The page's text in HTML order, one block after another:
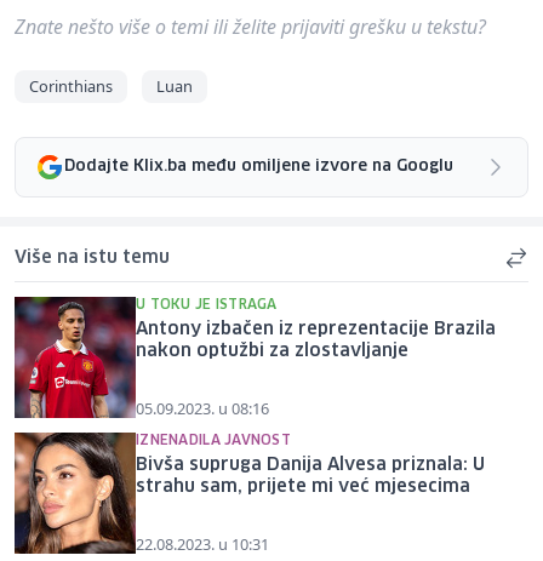
Znate nešto više o temi ili želite prijaviti grešku u tekstu?
Corinthians Luan
Dodajte Klix.ba među omiljene izvore na Googlu
Više na istu temu
U TOKU JE ISTRAGA
Antony izbačen iz reprezentacije Brazila
nakon optužbi za zlostavljanje
05.09.2023. u 08:16
IZNENADILA JAVNOST
Bivša supruga Danija Alvesa priznala: U
strahu sam, prijete mi već mjesecima
22.08.2023. u 10:31